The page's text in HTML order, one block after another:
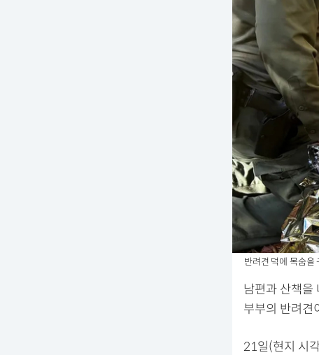
반려견 덕에 목숨
남편과 산책을
부부의 반려견
21일(현지 시